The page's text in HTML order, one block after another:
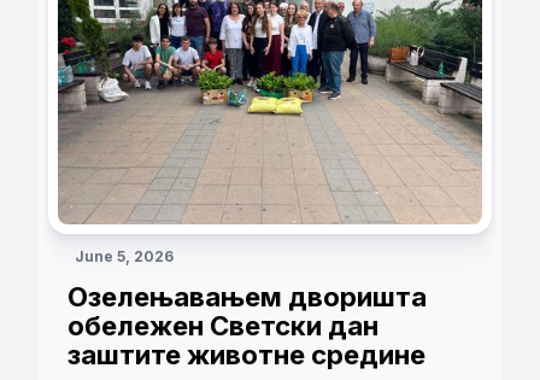
June 5, 2026
Озелењавањем дворишта
обележен Светски дан
заштите животне средине